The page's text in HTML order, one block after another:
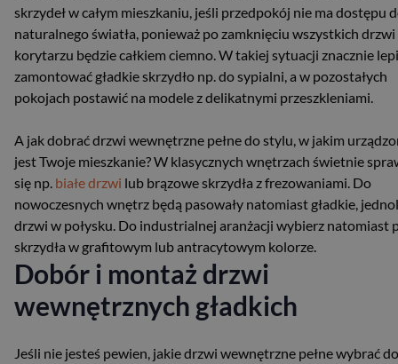
skrzydeł w całym mieszkaniu, jeśli przedpokój nie ma dostępu
naturalnego światła, ponieważ po zamknięciu wszystkich drzwi
korytarzu będzie całkiem ciemno. W takiej sytuacji znacznie
zamontować gładkie skrzydło np. do sypialni, a w pozostałych
pokojach postawić na modele z delikatnymi przeszkleniami.
A jak dobrać drzwi wewnętrzne pełne do stylu, w jakim
jest Twoje mieszkanie? W klasycznych wnętrzach świetnie
się np. białe drzwi lub brązowe skrzydła z frezowaniami. Do
nowoczesnych wnętrz będą pasowały natomiast gładkie,
drzwi w połysku. Do industrialnej aranżacji wybierz natomiast
skrzydła w grafitowym lub antracytowym kolorze.
Dobór i montaż drzwi
wewnętrznych gładkich
Jeśli nie jesteś pewien, jakie drzwi wewnętrzne pełne wybrać do